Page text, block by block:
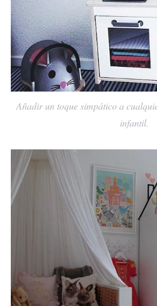
Añadir un toque simpático a
infantil.